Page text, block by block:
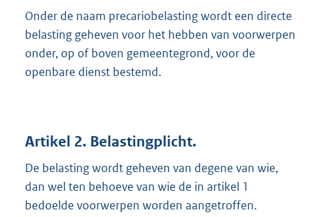
Onder de naam precariobelasting wordt een directe
belasting geheven voor het hebben van voorwerpen
onder, op of boven gemeentegrond, voor de
openbare dienst bestemd.
Artikel 2. Belastingplicht.
De belasting wordt geheven van degene van wie,
dan wel ten behoeve van wie de in artikel 1
bedoelde voorwerpen worden aangetroffen.